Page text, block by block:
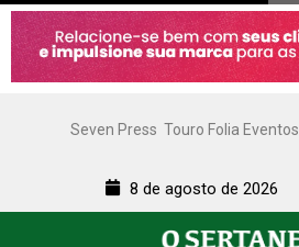
Seven Press Touro Folia Eventos
8 de agosto de 2026